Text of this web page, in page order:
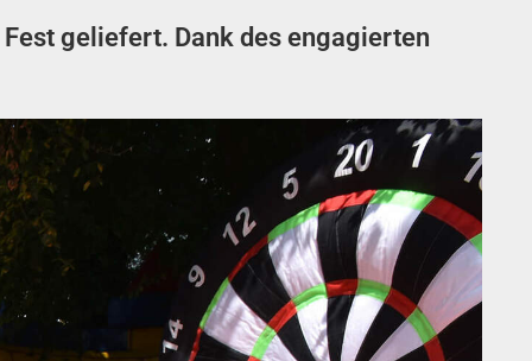
geliefert. Dank des engagierten